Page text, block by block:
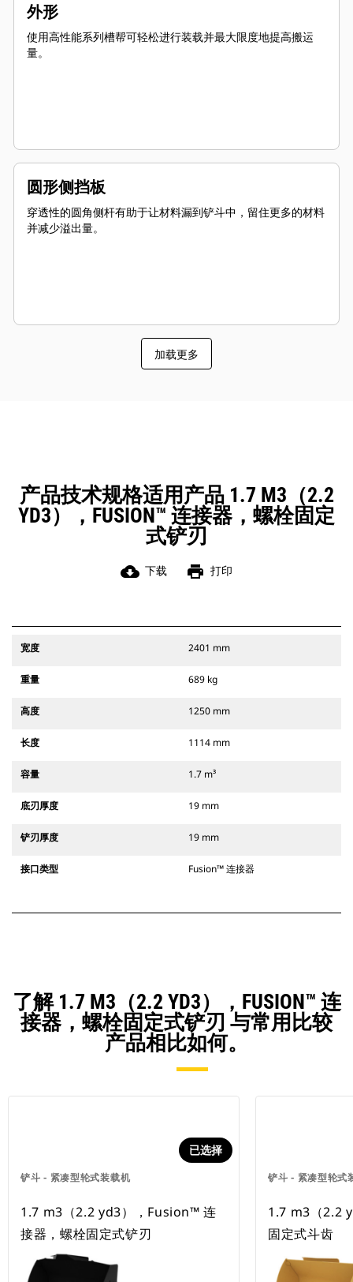
外形
使用高性能系列槽帮可轻松进行装载并最大限度地提高搬运
量。
圆形侧挡板
穿透性的圆角侧杆有助于让材料漏到铲斗中，留住更多的材料
并减少溢出量。
加载更多
产品技术规格适用产品 1.7 M3（2.2
YD3），FUSION™ 连接器，螺栓固定
式铲刃
cloud_download 下载 print 打印
宽度 2401 mm
重量 689 kg
高度 1250 mm
长度 1114 mm
容量 1.7 m³
底刃厚度 19 mm
铲刃厚度 19 mm
接口类型 Fusion™ 连接器
了解 1.7 M3（2.2 YD3），FUSION™ 连
接器，螺栓固定式铲刃 与常用比较
产品相比如何。
铲斗 - 紧凑型轮式装载机
已选择
1.7 m3（2.2 yd3），Fusion™ 连
接器，螺栓固定式铲刃
铲斗 - 紧凑型轮式
1.7 m3（2.2
固定式斗齿